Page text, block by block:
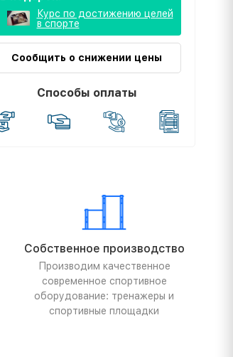
Курс по достижению целей
в спорте
Сообщить о снижении цены
Способы оплаты
Собственное производство
Производим качественное
современное спортивное
оборудование: тренажеры и
спортивные площадки